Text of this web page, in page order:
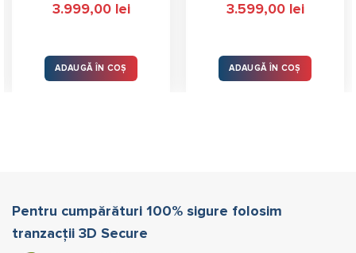
3.999,00 lei
ADAUGĂ ÎN COȘ
3.599,00 lei
ADAUGĂ ÎN COȘ
Pentru cumpărături 100% sigure folosim
tranzacții 3D Secure